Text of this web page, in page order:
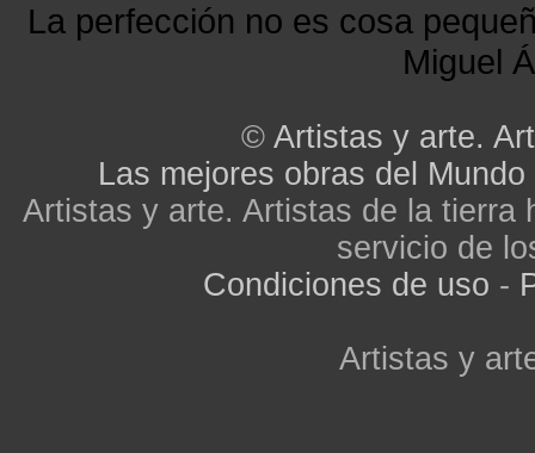
La perfección no es cosa
Miguel
© Artistas y arte.
Las mejores obras del Mundo
Artistas y arte. Artistas de la tierra
servicio de
Condiciones de uso -
Artistas y